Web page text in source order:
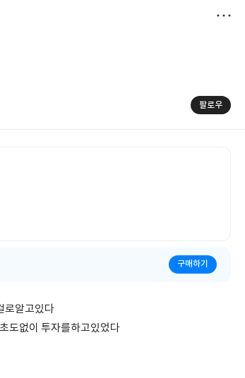
팔로우
구매하기
로알고있다
도없이 투자를하고있었다